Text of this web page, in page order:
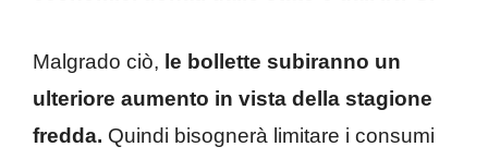
Malgrado ciò, le bollette subiranno un
ulteriore aumento in vista della stagione
fredda. Quindi bisognerà limitare i consumi